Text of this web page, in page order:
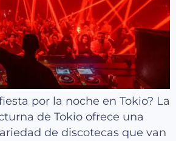
por la noche en Tokio? La
de Tokio ofrece una
de discotecas que van